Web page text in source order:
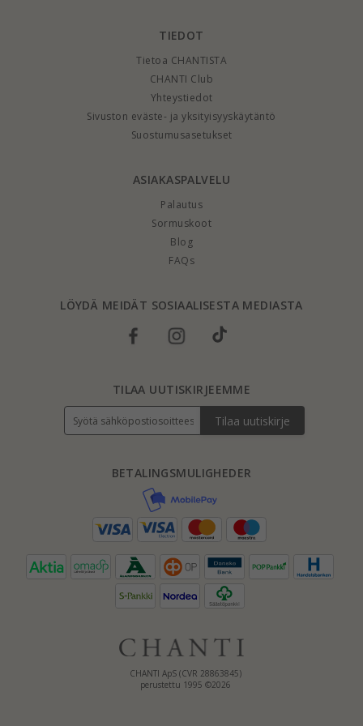
TIEDOT
Tietoa CHANTISTA
CHANTI Club
Yhteystiedot
Sivuston eväste- ja yksityisyyskäytäntö
Suostumusasetukset
ASIAKASPALVELU
Palautus
Sormuskoot
Blog
FAQs
LÖYDÄ MEIDÄT SOSIAALISESTA MEDIASTA
CHANTI ApS (CVR 28863845)
perustettu 1995 ©2026
BETALINGSMULIGHEDER
TILAA UUTISKIRJEEMME
Tilaa uutiskirje